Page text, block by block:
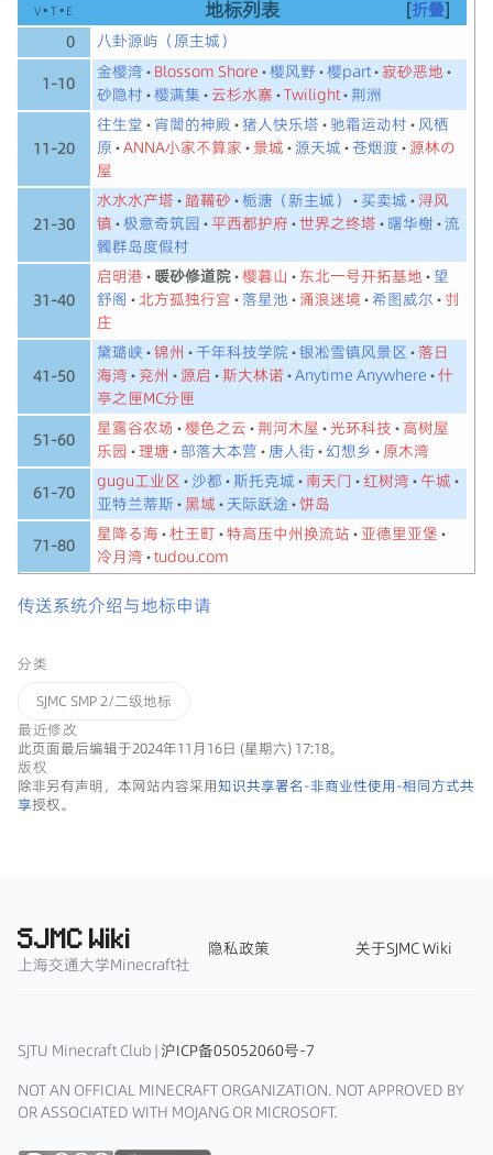
折叠
v t e 地标列表
0
八卦源屿（原主城）
1-10
金樱湾 Blossom Shore 樱风野 樱part 寂砂恶地
砂隐村 樱满集 云杉水寨 Twilight 荆洲
11-20
往生堂 宵闇的神殿 猪人快乐塔 驰霜运动村 风栖
原 ANNA小家不算家 景城 源天城 苍烟渡 源林の
屋
21-30
水水水产塔 踏鞴砂 栀溏（新主城） 买卖城 浔风
镇 极意奇筑园 平西都护府 世界之终塔 曙华榭 流
髑群岛度假村
31-40
启明港 暖砂修道院 樱暮山 东北一号开拓基地 望
舒阁 北方孤独行宫 落星池 涌浪迷境 希图威尔 刌
庄
41-50
黛璐峡 锦州 千年科技学院 银凇雪镇风景区 落日
海湾 兖州 源启 斯大林诺 Anytime Anywhere 什
亭之匣MC分匣
51-60
星露谷农场 樱色之云 荆河木屋 光环科技 高树屋
乐园 理塘 部落大本营 唐人街 幻想乡 原木湾
61-70
gugu工业区 沙都 斯托克城 南天门 红树湾 午城
亚特兰蒂斯 黑域 天际跃途 饼岛
71-80
星降る海 杜王町 特高压中州换流站 亚德里亚堡
冷月湾 tudou.com
传送系统介绍与地标申请
分类
SJMC SMP 2/二级地标
最近修改
此页面最后编辑于2024年11月16日 (星期六) 17:18。
版权
除非另有声明，本网站内容采用知识共享署名-非商业性使用-相同方式共
享授权。
SJMC Wiki
上海交通大学Minecraft社
隐私政策 关于SJMC Wiki
SJTU Minecraft Club | 沪ICP备05052060号-7
NOT AN OFFICIAL MINECRAFT ORGANIZATION. NOT APPROVED BY
OR ASSOCIATED WITH MOJANG OR MICROSOFT.